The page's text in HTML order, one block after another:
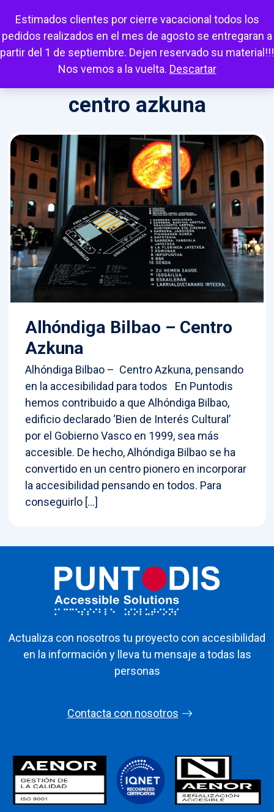
Estimados clientes por cierre vacacional todos los
pedidos realizados en el mes de agosto se entregaran a
partir del 1 de septiembre. Dejen reservado su material!!!
Nos vemos a la vuelta. Descartar
Mi cuenta Carrito Favoritos Escuchar
centro azkuna
Alhóndiga Bilbao – Centro
Azkuna
Alhóndiga Bilbao – Centro Azkuna, pensando
en la accesibilidad para todos En Puntodis
hemos contribuido a que Alhóndiga Bilbao,
edificio declarado ‘Bien de Interés Cultural’
por el Gobierno Vasco en 1999, sea más
accesible. De hecho, Alhóndiga Bilbao se ha
convertido en un centro pionero en incorporar
la accesibilidad pensando en todos. Para
conseguirlo […]
Actualiza con nosotros tu proyecto con accesibilidad
en la información y lleva tu mensaje a todas las
personas
Contacta con nosotros